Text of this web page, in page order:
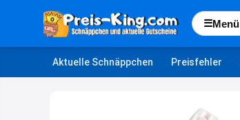
☰Menü
Aktuelle Schnäppchen Preisfehler